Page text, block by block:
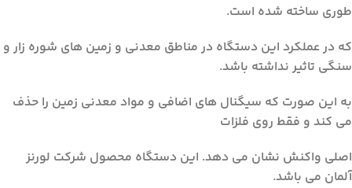
طوری ساخته شده است.
که در عملکرد این دستگاه در مناطق معدنی و زمین های شوره زار و
سنگی تاثیر نداشته باشد.
به این صورت که سیگنال های اضافی و مواد معدنی زمین را حذف
می کند و فقط روی فلزات
اصلی واکنش نشان می دهد. این دستگاه محصول شرکت لورنز
آلمان می باشد.